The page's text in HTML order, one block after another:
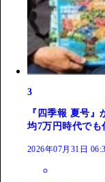
3
『四季報 夏号
均7万円時代でも
2026年07月31日